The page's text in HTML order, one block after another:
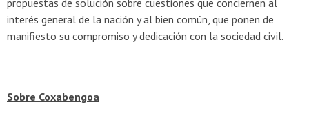
interés general de la nación y al bien común, que ponen de
manifiesto su compromiso y dedicación con la sociedad civil.
Sobre Coxabengoa